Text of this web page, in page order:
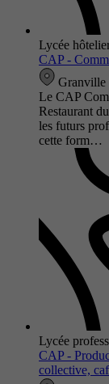
Lycée
CAP -
Granville
Le CAP
Restaurant
les futurs
cette form…
Lycée
CAP -
collective,